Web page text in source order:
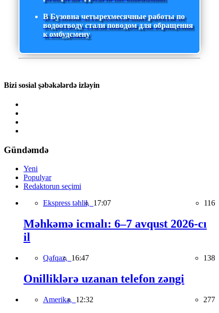
В Бузовна четырехмесячные работы по
водоотводу стали поводом для обращения
к омбудсмену
Bizi sosial şəbəkələrdə izləyin
Gündəmdə
Yeni
Populyar
Redaktorun seçimi
Ekspress təhlil, 17:07 116
Məhkəmə icmalı: 6–7 avqust 2026-cı
il
Qafqaz, 16:47 138
Onilliklərə uzanan telefon zəngi
Amerika, 12:32 277